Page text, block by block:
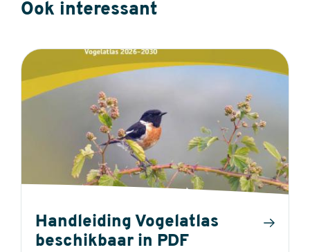
Ook interessant
Handleiding Vogelatlas
beschikbaar in PDF